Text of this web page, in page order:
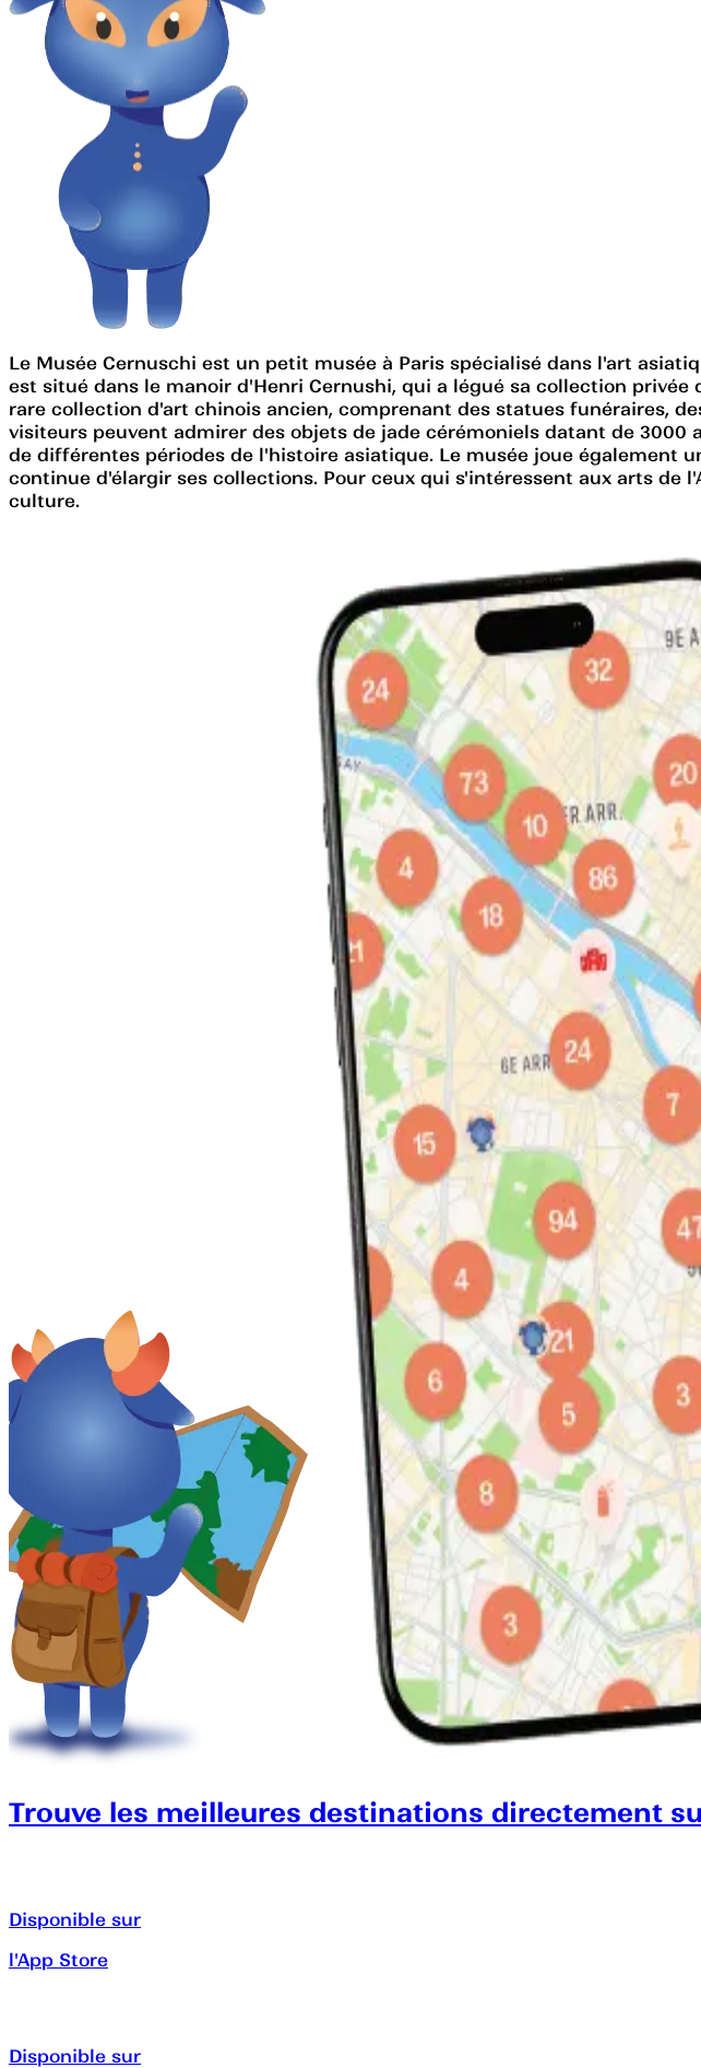
Le Musée Cernuschi est un petit musée à Paris spécialisé dans l'art
est situé dans le manoir d'Henri Cernushi, qui a légué sa collection
rare collection d'art chinois ancien, comprenant des statues funéraires,
visiteurs peuvent admirer des objets de jade cérémoniels datant de 3000
de différentes périodes de l'histoire asiatique. Le musée joue également
continue d'élargir ses collections. Pour ceux qui s'intéressent aux arts de
culture.
Trouve les meilleures destinations directement
Disponible sur
l'App Store
Disponible sur